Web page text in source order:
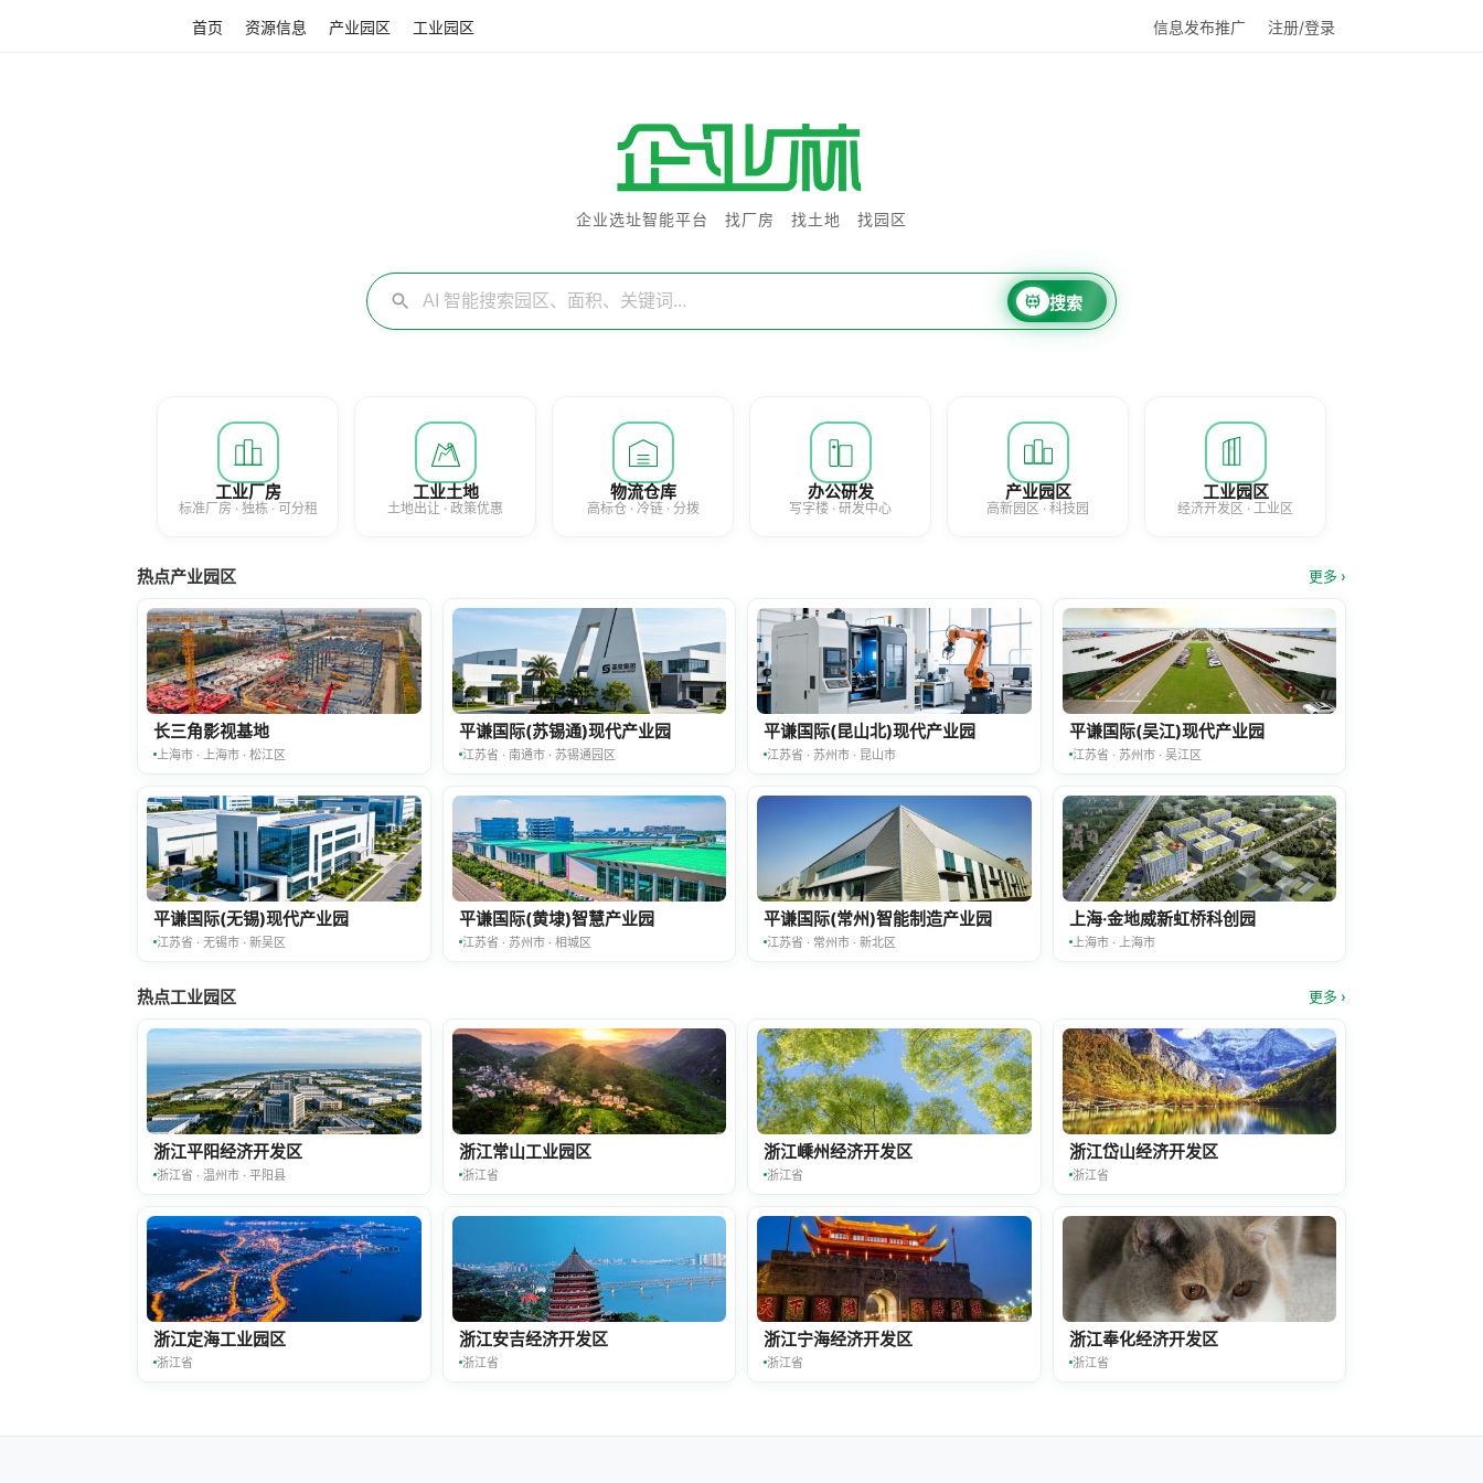
首页 资源信息 产业园区 工业园区 信息发布推广 注册/登录
企业选址智能平台 找厂房 找土地 找园区
搜索
工业厂房
标准厂房 · 独栋 · 可分租
工业土地
土地出让 · 政策优惠
物流仓库
高标仓 · 冷链 · 分拨
办公研发
写字楼 · 研发中心
产业园区
高新园区 · 科技园
工业园区
经济开发区 · 工业区
热点产业园区 更多 ›
长三角影视基地
上海市 · 上海市 · 松江区
平谦国际(苏锡通)现代产业园
江苏省 · 南通市 · 苏锡通园区
平谦国际(昆山北)现代产业园
江苏省 · 苏州市 · 昆山市
平谦国际(吴江)现代产业园
江苏省 · 苏州市 · 吴江区
平谦国际(无锡)现代产业园
江苏省 · 无锡市 · 新吴区
平谦国际(黄埭)智慧产业园
江苏省 · 苏州市 · 相城区
平谦国际(常州)智能制造产业园
江苏省 · 常州市 · 新北区
上海·金地威新虹桥科创园
上海市 · 上海市
热点工业园区 更多 ›
浙江平阳经济开发区
浙江省 · 温州市 · 平阳县
浙江常山工业园区
浙江省
浙江嵊州经济开发区
浙江省
浙江岱山经济开发区
浙江省
浙江定海工业园区
浙江省
浙江安吉经济开发区
浙江省
浙江宁海经济开发区
浙江省
浙江奉化经济开发区
浙江省